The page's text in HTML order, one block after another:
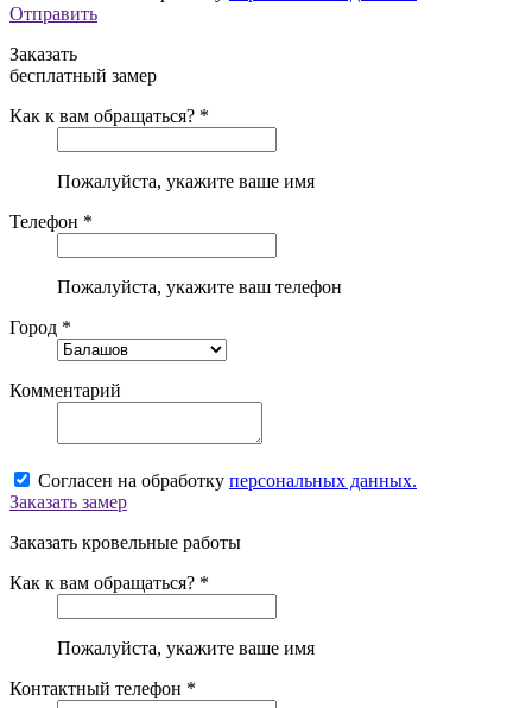
Отправить
Заказать
бесплатный замер
Как к вам обращаться? *
Пожалуйста, укажите ваше имя
Телефон *
Пожалуйста, укажите ваш телефон
Город *
Комментарий
Согласен на обработку персональных данных.
Заказать замер
Заказать кровельные работы
Как к вам обращаться? *
Пожалуйста, укажите ваше имя
Контактный телефон *